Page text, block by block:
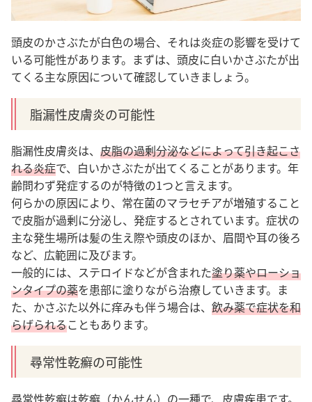
頭皮のかさぶたが白色の場合、それは炎症の影響を受けて
いる可能性があります。まずは、頭皮に白いかさぶたが出
てくる主な原因について確認していきましょう。
脂漏性皮膚炎の可能性
脂漏性皮膚炎は、 皮脂の過剰分泌などによって引き起こさ
れる炎症で、白いかさぶたが出てくることがあります。年
齢問わず発症するのが特徴の1つと言えます。
何らかの原因により、常在菌のマラセチアが増殖すること
で皮脂が過剰に分泌し、発症するとされています。症状の
主な発生場所は髪の生え際や頭皮のほか、眉間や耳の後ろ
など、広範囲に及びます。
一般的には、ステロイドなどが含まれた塗り薬やローショ
ンタイプの薬を患部に塗りながら治療していきます。ま
た、かさぶた以外に痒みも伴う場合は、 飲み薬で症状を和
らげられることもあります。
尋常性乾癬の可能性
尋常性乾癬は乾癬（かんせん）の一種で、皮膚疾患です。